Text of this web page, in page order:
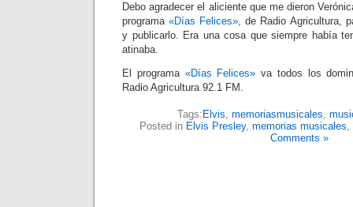
Debo agradecer el aliciente que me dieron
programa«Días Felices», de Radio Agricultura,
y publicarlo. Era una cosa que siempre había
atinaba.
El programa «Días Felices» va todos los
Radio Agricultura 92.1 FM.
Tags: Elvis, memoriasmusicales,
Posted in Elvis Presley, memorias musicales,
Comments »